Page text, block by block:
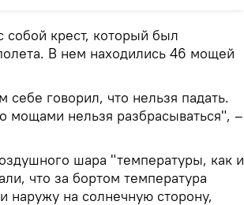
собой крест, который был
В нем находились 46 мощей
себе говорил, что нельзя падать.
мощами нельзя разбрасываться", –
шара "температуры, как и
что за бортом температура
наружу на солнечную сторону,